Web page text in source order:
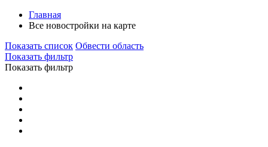
Главная
Все новостройки на карте
Показать список Обвести область
Показать фильтр
Показать фильтр